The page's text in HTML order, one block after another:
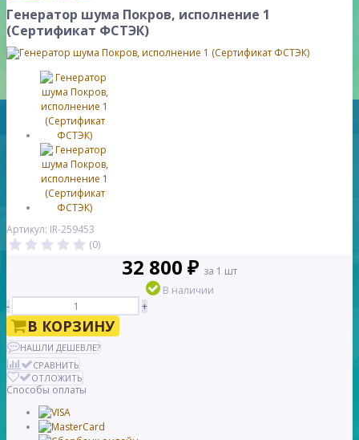
Генератор шума Покров, исполнение 1
(Сертификат ФСТЭК)
Артикул: IR-259453
(0)
32 800 ₽ за 1 шт
В наличии
-
+
В КОРЗИНУ
НАШЛИ ДЕШЕВЛЕ?
СРАВНИТЬ
ОТЛОЖИТЬ
Способы оплаты